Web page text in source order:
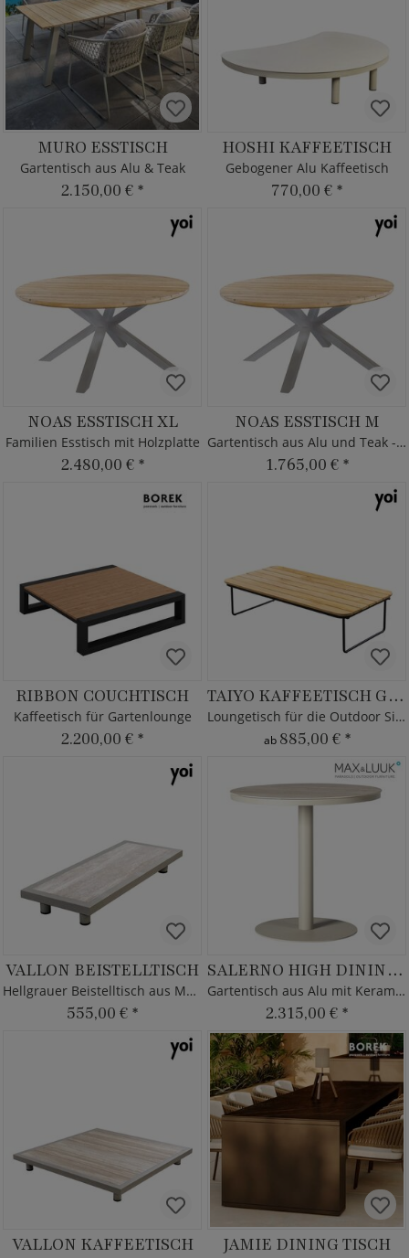
MURO ESSTISCH
Gartentisch aus Alu & Teak
2.150,00 € *
HOSHI KAFFEETISCH
Gebogener Alu Kaffeetisch
770,00 € *
NOAS ESSTISCH XL
Familien Esstisch mit Holzplatte
2.480,00 € *
NOAS ESSTISCH M
Gartentisch aus Alu und Teak - rund
1.765,00 € *
RIBBON COUCHTISCH
Kaffeetisch für Gartenlounge
2.200,00 € *
TAIYO KAFFEETISCH GROSS
Loungetisch für die Outdoor Sitzecke
ab 885,00 € *
VALLON BEISTELLTISCH
Hellgrauer Beistelltisch aus Metall
555,00 € *
SALERNO HIGH DINING TISCH
Gartentisch aus Alu mit Keramikglas
2.315,00 € *
VALLON KAFFEETISCH JAMIE DINING TISCH